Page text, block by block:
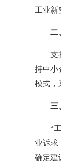
工业新
二
支持
持中小
模式，
三
“工业
业诉求
确定建